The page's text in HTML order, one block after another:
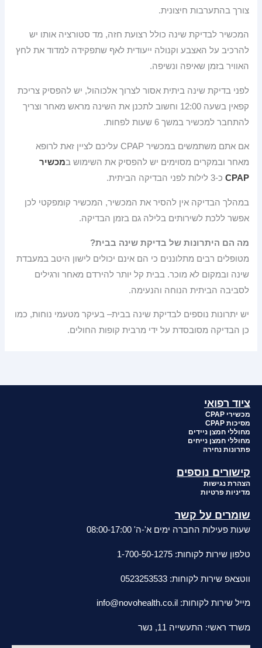
צורך בהתערבות חיצונית.
המכשיר לבדיקת שינה כולל רצועת חזה, מד סטורציה אותו יש
להרכיב על האצבע וקנולה ייעודית לאף שתפקידה למדוד את לחץ
האוויר בזמן שאיפה ונשיפה.
לפני בדיקת שינה ביתית אסור לצרוך אלכוהול, יש להפסיק צריכת
קפאין בשעה 12:00 וחשוב לתכנן את השינה מראש מאחר וצריך
להתחבר למכשיר במשך 6 שעות לפחות.
אם אתם משתמשים במכשיר CPAP עליכם לציין זאת לרופא
מאחר ובמקרים מסוימים יש להפסיק את השימוש במכשיר
CPAP כ-3 לילות לפני הבדיקה הביתית.
במהלך הבדיקה אין להסיר את המכשיר, המכשיר קומפקטי לכן
אפשר ללכת לשירותים בלילה גם בזמן הבדיקה.
מה הם היתרונות של בדיקת שינה בבית?
מטופלים רבים מתלוננים כי הם אינם יכולים לישון היטב במעבדת
שינה ובמקום לא מוכר. בבית קל יותר להירדם מאחר ורגילים
לסביבה הביתית הנוחה והנעימה.
יש יתרונות נוספים לבדיקת שינה בבית– בעיקר מטעמי נוחות, כמו
כן הבדיקה מסובסדת על ידי מרבית קופות החולים.
ציוד רפואי
מכשירי CPAP
מסיכות CPAP
מחוללי חמצן ניידים
מחוללי חמצן נייחים
פתרונות נחירה
קישורים נוספים
הצהרת נגישות
מדיניות פרטיות
שומרים על קשר
שעות פעילות החברה ימים א'-ה' 08:00-17:00
טלפון שירות לקוחות: 1-700-50-1275
ווטצאפ שירות לקוחות: 0523253533
מייל שירות לקוחות: info@novohealth.co.il
משרד ראשי: התעשייה 11, נשר